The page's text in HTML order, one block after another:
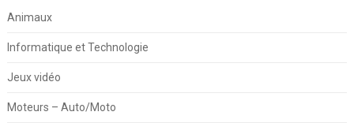
Animaux
Informatique et Technologie
Jeux vidéo
Moteurs – Auto/Moto